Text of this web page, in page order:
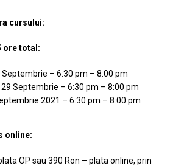
cursului:
ore total:
Septembrie – 6:30 pm – 8:00 pm
29 Septembrie – 6:30 pm – 8:00 pm
2021 – 6:30 pm – 8:00 pm
online:
OP sau 390 Ron – plata online, prin